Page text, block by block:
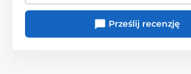
Prześlij recenzję